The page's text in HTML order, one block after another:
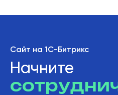
Сайт на 1С-Битрикс
Начните